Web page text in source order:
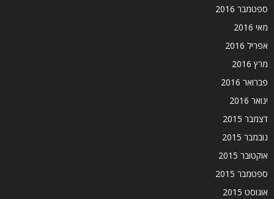
ספטמבר 2016
מאי 2016
אפריל 2016
מרץ 2016
פברואר 2016
ינואר 2016
דצמבר 2015
נובמבר 2015
אוקטובר 2015
ספטמבר 2015
אוגוסט 2015